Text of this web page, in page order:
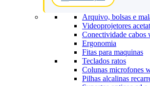
Arquivo, bolsas e
Videoprojetores
Conectividade cabos
Ergonomia
Fitas para maquinas
Teclados ratos
Colunas microfones
Pilhas alcalinas